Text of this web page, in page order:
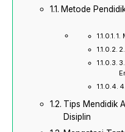
Metode
1.
Tips Mendidik
Disiplin